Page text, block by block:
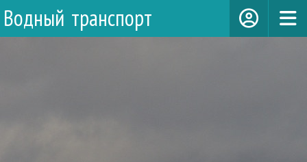
Водный транспорт